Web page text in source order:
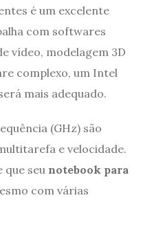
é um excelente
com softwares
vídeo, modelagem 3D
complexo, um Intel
mais adequado.
(GHz) são
e velocidade.
seu notebook para
com várias